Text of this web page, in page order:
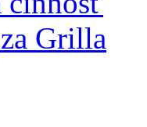
Grilla